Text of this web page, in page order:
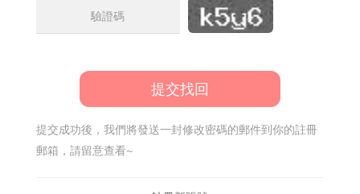
提交找回
提交成功後，我們將發送一封修改密碼的郵件到你的註冊
郵箱，請留意查看~